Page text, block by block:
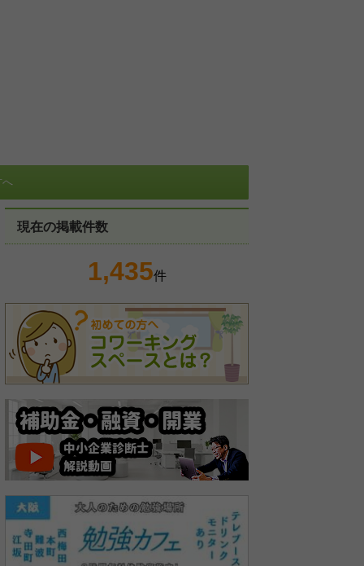
へ
現在の掲載件数
1,435件